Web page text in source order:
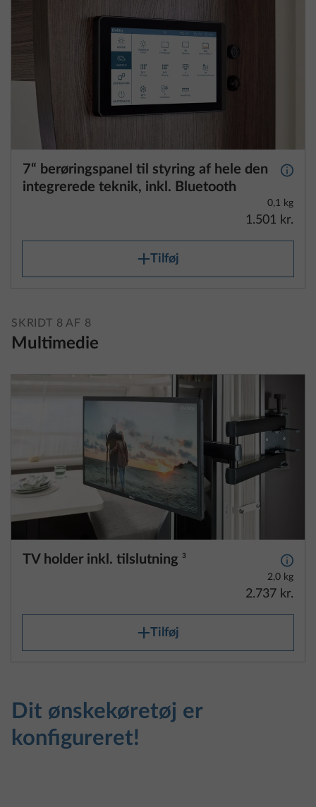
7“ berøringspanel til styring af hele den
integrerede teknik, inkl. Bluetooth
0,1 kg
1.501 kr.
Tilføj
SKRIDT 8 AF 8
Multimedie
TV holder inkl. tilslutning 3
2,0 kg
2.737 kr.
Tilføj
Dit ønskekøretøj er
konfigureret!